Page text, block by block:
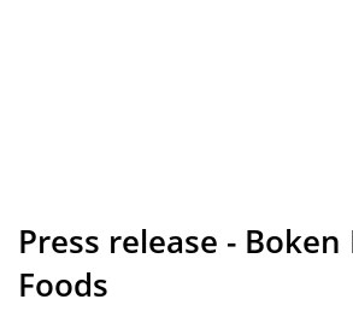
Press release -
Foods